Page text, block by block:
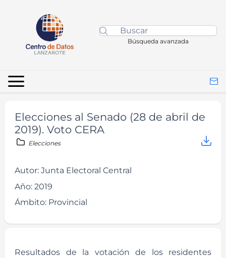
Búsqueda avanzada
Elecciones al Senado (28 de abril de
2019). Voto CERA
Elecciones
Autor: Junta Electoral Central
Año: 2019
Ámbito: Provincial
Resultados de la votación de los residentes